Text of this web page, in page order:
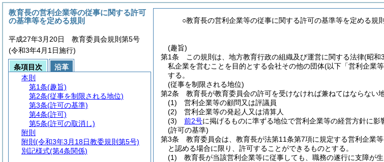
○教育長の営利企業等の従事に関する許可の基準等を定める規則
(趣旨)
第1条
この規則は、地方教育行政の組織及び運営に関する法律(昭和
私企業を営むことを目的とする会社その他の団体(以下「営利企業
する。
(従事を制限される地位)
第2条
教育長が教育委員会の許可を受けなければ兼ねてはならない
(1)
営利企業等の顧問又は評議員
(2)
営利企業等の発起人又は清算人
(3)
前2号に掲げるものに準ずる地位で営利企業等の経営方針に影
(許可の基準)
第3条
教育委員会は、教育長が法第11条第7項に規定する営利企業
と認める場合に限り、許可することができるものとする。
(1)
教育長が当該営利企業等に従事しても、職務の遂行に支障が生
教育長の営利企業等の従事に関する許可
の基準等を定める規則
平成27年3月20日 教育委員会規則第5号
(令和3年4月1日施行)
条項目次
沿革
本則
第1条(趣旨)
第2条(従事を制限される地位)
第3条(許可の基準)
第4条(許可)
第5条(許可の取消し)
附則
附則 (令和3年3月18日教委規則第5号)
別記様式(第4条関係)